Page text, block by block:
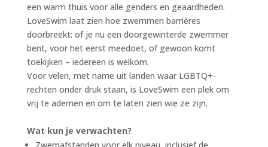
een warm thuis voor alle genders en geaardheden.
LoveSwim laat zien hoe zwemmen barrières
doorbreekt: of je nu een doorgewinterde zwemmer
bent, voor het eerst meedoet, of gewoon komt
toekijken – iedereen is welkom.
Voor velen, met name uit landen waar LGBTQ+-
rechten onder druk staan, is LoveSwim een plek om
vrij te ademen en om te laten zien wie ze zijn.
Wat kun je verwachten?